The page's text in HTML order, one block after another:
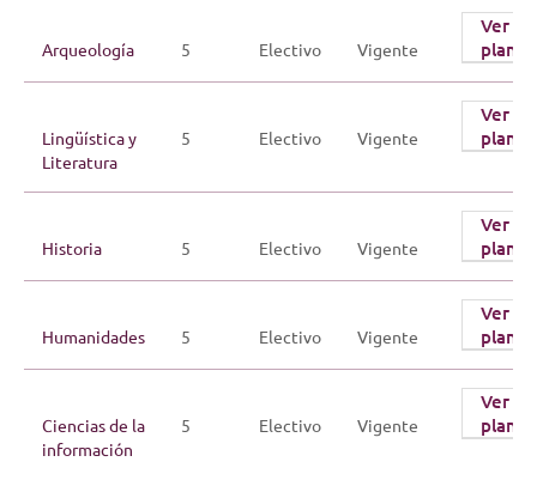
Arqueología 5 Electivo Vigente
Ver
plan
Lingüística y
Literatura
5 Electivo Vigente
Ver
plan
Historia 5 Electivo Vigente
Ver
plan
Humanidades 5 Electivo Vigente
Ver
plan
Ciencias de la
información
5 Electivo Vigente
Ver
plan